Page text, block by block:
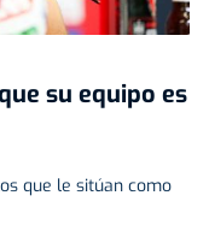
su equipo es
que le sitúan como